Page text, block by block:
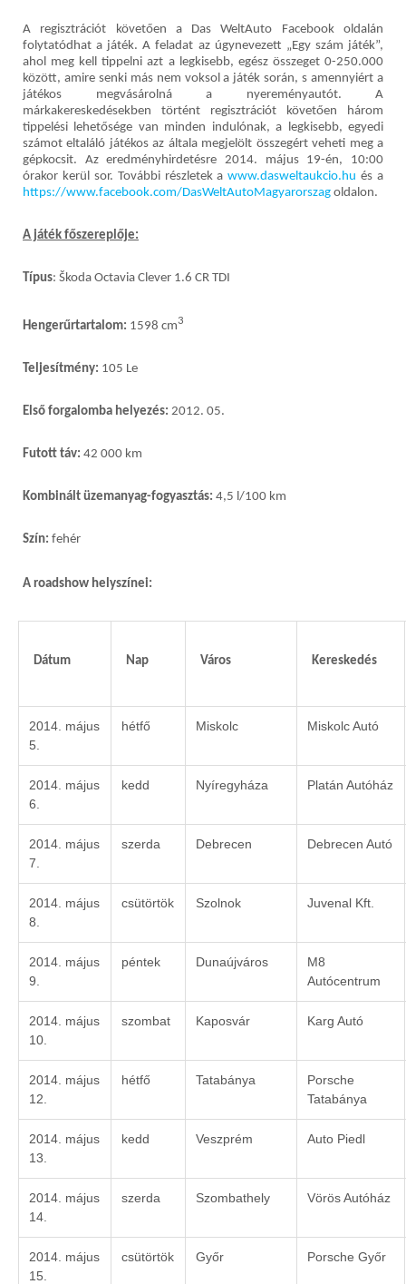
A regisztrációt követően a Das WeltAuto Facebook oldalán
folytatódhat a játék. A feladat az úgynevezett „Egy szám játék”,
ahol meg kell tippelni azt a legkisebb, egész összeget 0-250.000
között, amire senki más nem voksol a játék során, s amennyiért a
játékos megvásárolná a nyereményautót. A
márkakereskedésekben történt regisztrációt követően három
tippelési lehetősége van minden indulónak, a legkisebb, egyedi
számot eltaláló játékos az általa megjelölt összegért veheti meg a
gépkocsit. Az eredményhirdetésre 2014. május 19-én, 10:00
órakor kerül sor. További részletek awww.dasweltaukcio.hu és a
https://www.facebook.com/DasWeltAutoMagyarorszag oldalon.
A játék főszereplője:
Típus: Škoda Octavia Clever 1.6 CR TDI
Hengerűrtartalom: 1598 cm3
Teljesítmény: 105 Le
Első forgalomba helyezés: 2012. 05.
Futott táv: 42 000 km
Kombinált üzemanyag-fogyasztás: 4,5 l/100 km
Szín: fehér
A roadshow helyszínei:
Dátum Nap Város Kereskedés
2014. május
5.
hétfő Miskolc Miskolc Autó
2014. május
6.
kedd Nyíregyháza Platán Autóház
2014. május
7.
szerda Debrecen Debrecen Autó
2014. május
8.
csütörtök Szolnok Juvenal Kft.
2014. május
9.
péntek Dunaújváros
M8
Autócentrum
2014. május
10.
szombat Kaposvár Karg Autó
2014. május
12.
hétfő Tatabánya
Porsche
Tatabánya
2014. május
13.
kedd Veszprém Auto Piedl
2014. május
14.
szerda Szombathely Vörös Autóház
2014. május
15.
csütörtök Győr Porsche Győr